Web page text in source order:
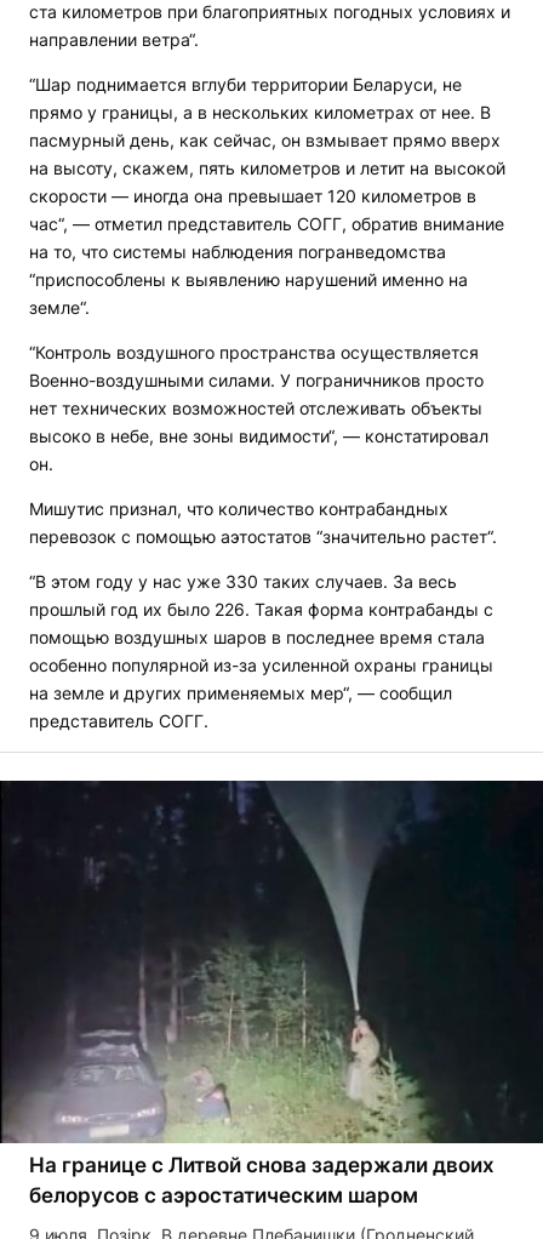
ста километров при благоприятных погодных условиях и
направлении ветра“.
“Шар поднимается вглуби территории Беларуси, не
прямо у границы, а в нескольких километрах от нее. В
пасмурный день, как сейчас, он взмывает прямо вверх
на высоту, скажем, пять километров и летит на высокой
скорости — иногда она превышает 120 километров в
час“, — отметил представитель СОГГ, обратив внимание
на то, что системы наблюдения погранведомства
“приспособлены к выявлению нарушений именно на
земле“.
“Контроль воздушного пространства осуществляется
Военно-воздушными силами. У пограничников просто
нет технических возможностей отслеживать объекты
высоко в небе, вне зоны видимости“, — констатировал
он.
Мишутис признал, что количество контрабандных
перевозок с помощью аэтостатов “значительно растет“.
“В этом году у нас уже 330 таких случаев. За весь
прошлый год их было 226. Такая форма контрабанды с
помощью воздушных шаров в последнее время стала
особенно популярной из-за усиленной охраны границы
на земле и других применяемых мер“, — сообщил
представитель СОГГ.
На границе с Литвой снова задержали двоих
белорусов с аэростатическим шаром
9 июля, Позірк. В деревне Плебанишки (Гродненский